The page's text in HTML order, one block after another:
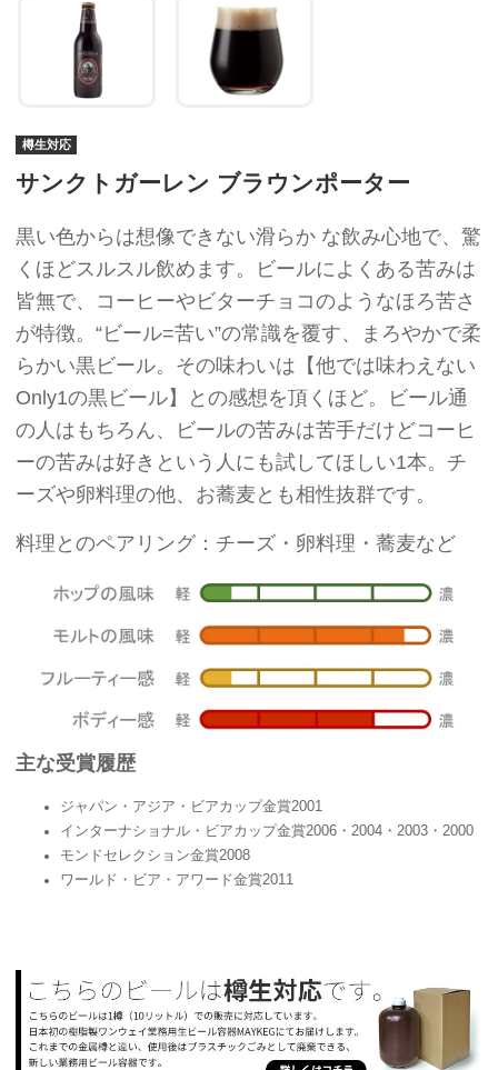
樽生対応
サンクトガーレン ブラウンポーター
黒い色からは想像できない滑らか な飲み心地で、驚
くほどスルスル飲めます。ビールによくある苦みは
皆無で、コーヒーやビターチョコのようなほろ苦さ
が特徴。“ビール=苦い”の常識を覆す、まろやかで柔
らかい黒ビール。その味わいは【他では味わえない
Only1の黒ビール】との感想を頂くほど。ビール通
の人はもちろん、ビールの苦みは苦手だけどコーヒ
ーの苦みは好きという人にも試してほしい1本。チ
ーズや卵料理の他、お蕎麦とも相性抜群です。
料理とのペアリング：チーズ・卵料理・蕎麦など
主な受賞履歴
ジャパン・アジア・ビアカップ金賞2001
インターナショナル・ビアカップ金賞2006・2004・2003・2000
モンドセレクション金賞2008
ワールド・ビア・アワード金賞2011